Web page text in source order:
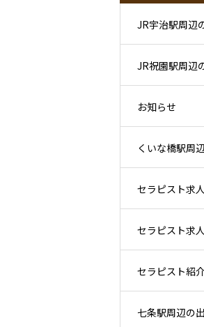
JR宇治駅周辺
利用後と滞在
JR祝園駅周辺
換え後と住宅地
お知らせ
くいな橋駅周
下鉄利用後と生
セラピスト求人
セラピスト求人
セラピスト紹
七条駅周辺の